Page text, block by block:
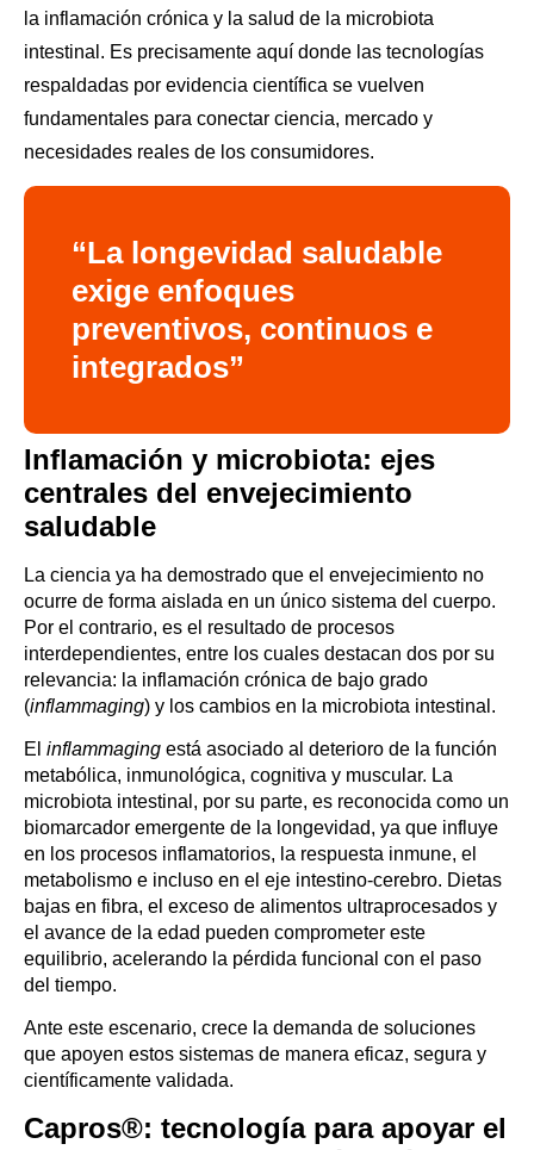
la inflamación crónica y la salud de la microbiota
intestinal. Es precisamente aquí donde las tecnologías
respaldadas por evidencia científica se vuelven
fundamentales para conectar ciencia, mercado y
necesidades reales de los consumidores.
“La longevidad saludable
exige enfoques
preventivos, continuos e
integrados”
Inflamación y microbiota: ejes
centrales del envejecimiento
saludable
La ciencia ya ha demostrado que el envejecimiento no
ocurre de forma aislada en un único sistema del cuerpo.
Por el contrario, es el resultado de procesos
interdependientes, entre los cuales destacan dos por su
relevancia: la inflamación crónica de bajo grado
(inflammaging) y los cambios en la microbiota intestinal.
El inflammaging está asociado al deterioro de la función
metabólica, inmunológica, cognitiva y muscular. La
microbiota intestinal, por su parte, es reconocida como un
biomarcador emergente de la longevidad, ya que influye
en los procesos inflamatorios, la respuesta inmune, el
metabolismo e incluso en el eje intestino-cerebro. Dietas
bajas en fibra, el exceso de alimentos ultraprocesados y
el avance de la edad pueden comprometer este
equilibrio, acelerando la pérdida funcional con el paso
del tiempo.
Ante este escenario, crece la demanda de soluciones
que apoyen estos sistemas de manera eficaz, segura y
científicamente validada.
Capros®: tecnología para apoyar el